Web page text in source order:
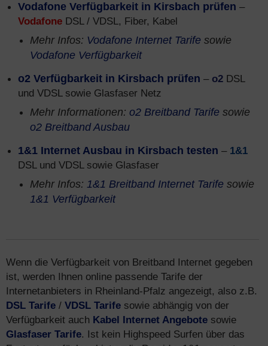
Vodafone Verfügbarkeit in Kirsbach prüfen –
Vodafone DSL / VDSL, Fiber, Kabel
Mehr Infos: Vodafone Internet Tarife sowie
Vodafone Verfügbarkeit
o2 Verfügbarkeit in Kirsbach prüfen – o2 DSL
und VDSL sowie Glasfaser Netz
Mehr Informationen: o2 Breitband Tarife sowie
o2 Breitband Ausbau
1&1 Internet Ausbau in Kirsbach testen – 1&1
DSL und VDSL sowie Glasfaser
Mehr Infos: 1&1 Breitband Internet Tarife sowie
1&1 Verfügbarkeit
Wenn die Verfügbarkeit von Breitband Internet gegeben
ist, werden Ihnen online passende Tarife der
Internetanbieters in Rheinland-Pfalz angezeigt, also z.B.
DSL Tarife / VDSL Tarife sowie abhängig von der
Verfügbarkeit auch Kabel Internet Angebote sowie
Glasfaser Tarife. Ist kein Highspeed Surfen über das